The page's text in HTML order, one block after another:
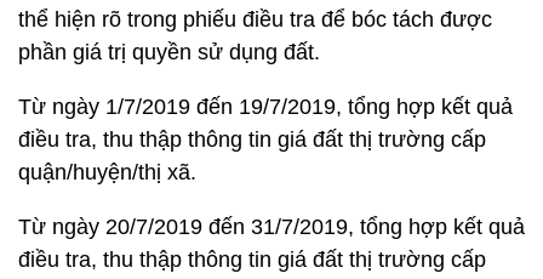
thể hiện rõ trong phiếu điều tra để bóc tách được
phần giá trị quyền sử dụng đất.
Từ ngày 1/7/2019 đến 19/7/2019, tổng hợp kết quả
điều tra, thu thập thông tin giá đất thị trường cấp
quận/huyện/thị xã.
Từ ngày 20/7/2019 đến 31/7/2019, tổng hợp kết quả
điều tra, thu thập thông tin giá đất thị trường cấp